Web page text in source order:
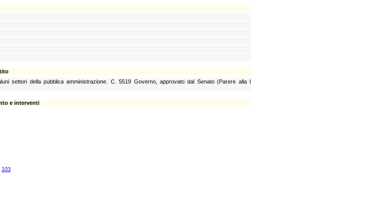
settori della pubblica amministrazione. C. 5519 Governo, approvato dal Senato (Parere alla I
e interventi
103